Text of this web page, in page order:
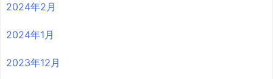
2024年2月
2024年1月
2023年12月